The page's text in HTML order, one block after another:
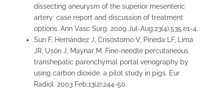
dissecting aneurysm of the superior mesenteric
artery: case report and discussion of treatment
options. Ann Vasc Surg. 2009 Jul-Aug;23(4):535.e1-4.
Sun F, Hernández J, Crisóstomo V, Pineda LF, Lima
JR, Usón J, Maynar M. Fine-needle percutaneous
transhepatic parenchymal portal venography by
using carbon dioxide: a pilot study in pigs. Eur
Radiol. 2003 Feb;13(2):244-50.